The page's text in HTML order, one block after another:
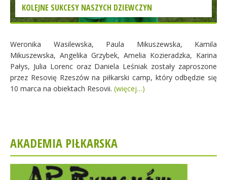
KOLEJNE SUKCESY NASZYCH DZIEWCZYN
Weronika Wasilewska, Paula Mikuszewska, Kamila
Mikuszewska, Angelika Grzybek, Amelia Kozieradzka, Karina
Pałys, Julia Lorenc oraz Daniela Leśniak zostały zaproszone
przez Resovię Rzeszów na piłkarski camp, który odbędzie się
10 marca na obiektach Resovii. (więcej…)
AKADEMIA PIŁKARSKA